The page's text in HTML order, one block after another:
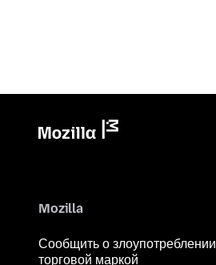
Mozilla
Сообщить о злоупотреблении
торговой маркой